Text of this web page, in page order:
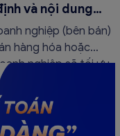
và nội dung
nghiệp (bên bán)
hàng hóa hoặc
nghiệp sẽ tối ưu
án phạt hành